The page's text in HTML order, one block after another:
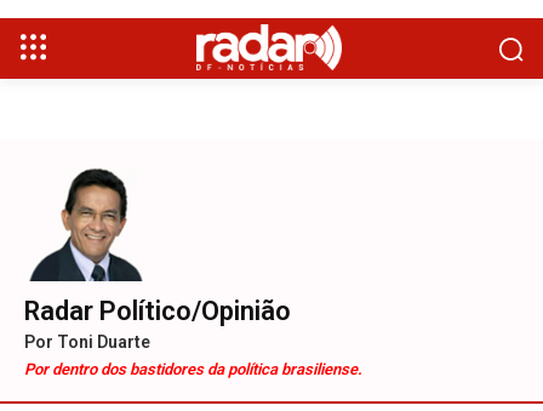
Radar Político/Opinião
Por Toni Duarte
Por dentro dos bastidores da política brasiliense.